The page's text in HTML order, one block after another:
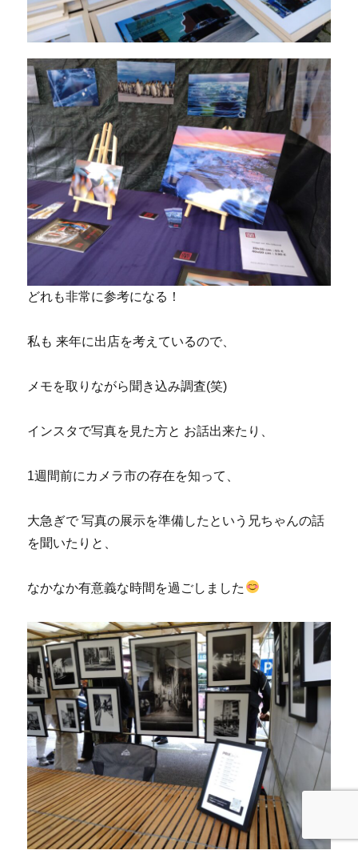
どれも非常に参考になる！
私も 来年に出店を考えているので、
メモを取りながら聞き込み調査(笑)
インスタで写真を見た方と お話出来たり、
1週間前にカメラ市の存在を知って、
大急ぎで 写真の展示を準備したという兄ちゃんの話
を聞いたりと、
なかなか有意義な時間を過ごしました